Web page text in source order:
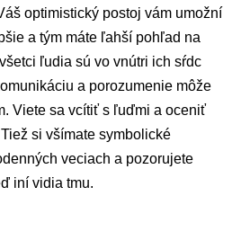
optimistický postoj vám umožní
a tým máte ľahší pohľad na
ľudia sú vo vnútri ich sŕdc
a porozumenie môže
Viete sa vcítiť s ľuďmi a oceniť
si všímate symbolické
veciach a pozorujete
iní vidia tmu.